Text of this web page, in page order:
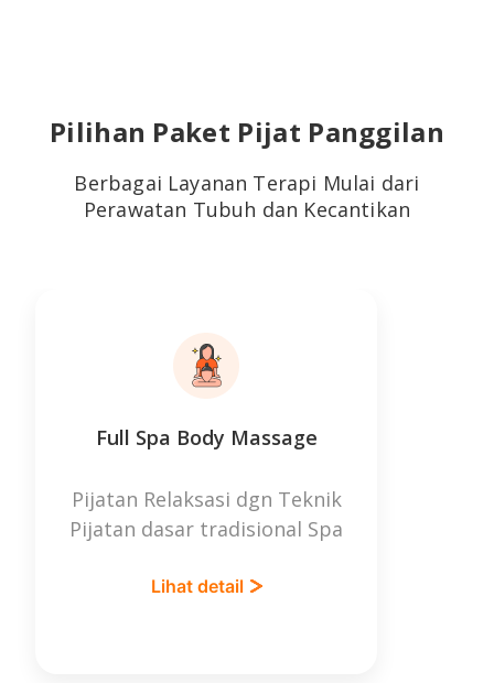
Pilihan Paket Pijat Panggilan
Berbagai Layanan Terapi Mulai dari
Perawatan Tubuh dan Kecantikan
Full Spa Body Massage
Pijatan Relaksasi dgn Teknik
Pijatan dasar tradisional Spa
Lihat detail